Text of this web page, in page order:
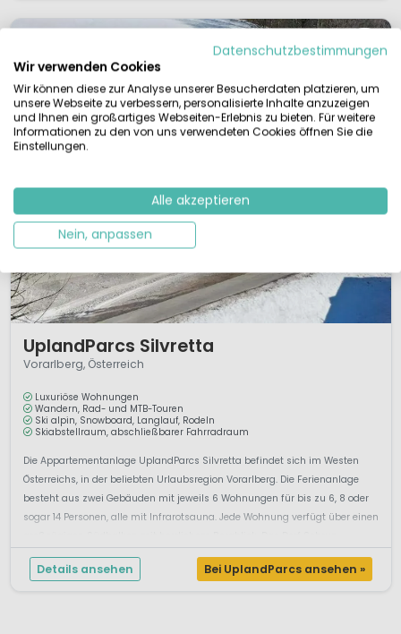
UplandParcs Silvretta
Vorarlberg, Österreich
Luxuriöse Wohnungen
Wandern, Rad- und MTB-Touren
Ski alpin, Snowboard, Langlauf, Rodeln
Skiabstellraum, abschließbarer Fahrradraum
Die Appartementanlage UplandParcs Silvretta befindet sich im Westen
Österreichs, in der beliebten Urlaubsregion Vorarlberg. Die Ferienanlage
besteht aus zwei Gebäuden mit jeweils 6 Wohnungen für bis zu 6, 8 oder
sogar 14 Personen, alle mit Infrarotsauna. Jede Wohnung verfügt über einen
Details ansehen Bei UplandParcs ansehen »
Datenschutzbestimmungen
Wir verwenden Cookies
Wir können diese zur Analyse unserer Besucherdaten platzieren, um
unsere Webseite zu verbessern, personalisierte Inhalte anzuzeigen
und Ihnen ein großartiges Webseiten-Erlebnis zu bieten. Für weitere
Informationen zu den von uns verwendeten Cookies öffnen Sie die
Einstellungen.
Alle akzeptieren
Nein, anpassen